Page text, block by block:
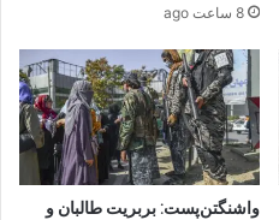
8 ساعت ago
واشنگتن‌پست: بربریت طالبان و